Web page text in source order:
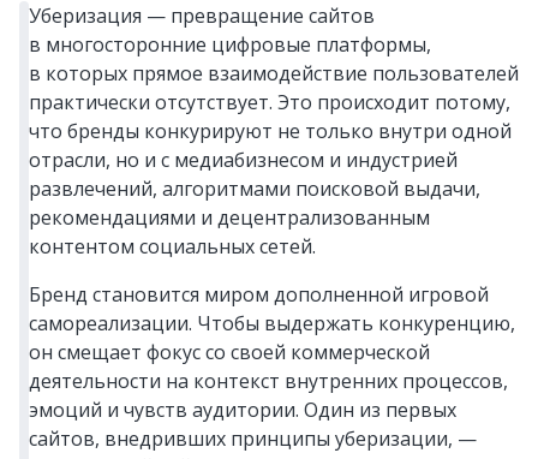
Уберизация — превращение сайтов
в многосторонние цифровые платформы,
в которых прямое взаимодействие пользователей
практически отсутствует. Это происходит потому,
что бренды конкурируют не только внутри одной
отрасли, но и с медиабизнесом и индустрией
развлечений, алгоритмами поисковой выдачи,
рекомендациями и децентрализованным
контентом социальных сетей.
Бренд становится миром дополненной игровой
самореализации. Чтобы выдержать конкуренцию,
он смещает фокус со своей коммерческой
деятельности на контекст внутренних процессов,
эмоций и чувств аудитории. Один из первых
сайтов, внедривших принципы уберизации, —